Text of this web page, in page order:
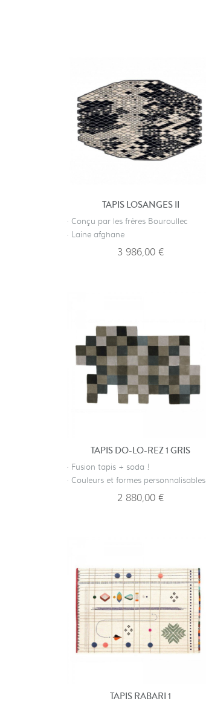
TAPIS LOSANGES II
· Conçu par les frères Bouroullec
· Laine afghane
3 986,00 €
TAPIS DO-LO-REZ 1 GRIS
· Fusion tapis + soda !
· Couleurs et formes personnalisables
2 880,00 €
TAPIS RABARI 1